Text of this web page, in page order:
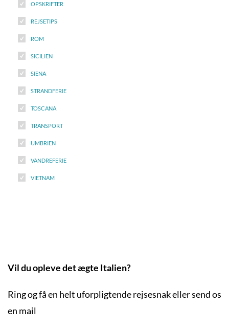
OPSKRIFTER
REJSETIPS
ROM
SICILIEN
SIENA
STRANDFERIE
TOSCANA
TRANSPORT
UMBRIEN
VANDREFERIE
VIETNAM
Vil du opleve det ægte Italien?
Ring og få en helt uforpligtende rejsesnak eller send os
en mail